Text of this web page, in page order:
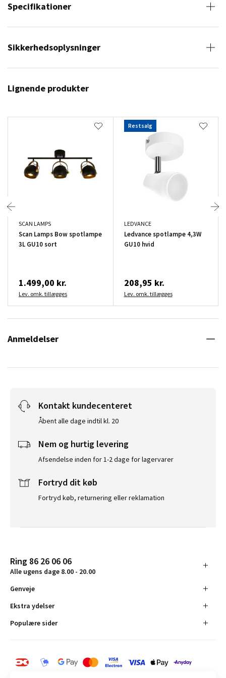
Specifikationer
Sikkerhedsoplysninger
Lignende produkter
SCAN LAMPS
Scan Lamps Bow spotlampe
3L GU10 sort
1.499,00 kr.
Lev. omk. tillægges
Restsalg
LEDVANCE
Ledvance spotlampe 4,3W
GU10 hvid
208,95 kr.
Lev. omk. tillægges
Anmeldelser
Kontakt kundecenteret
Åbent alle dage indtil kl. 20
Nem og hurtig levering
Afsendelse inden for 1-2 dage for lagervarer
Fortryd dit køb
Fortryd køb, returnering eller reklamation
Ring 86 26 06 06
Alle ugens dage 8.00 - 20.00
Genveje
Ekstra ydelser
Populære sider